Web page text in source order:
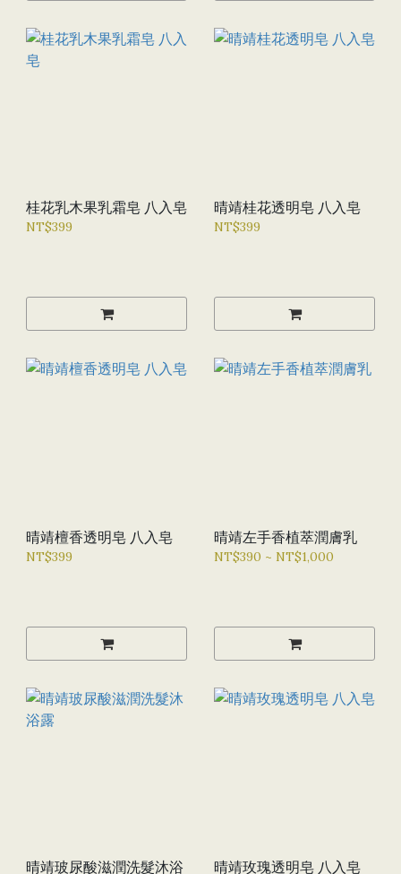
桂花乳木果乳霜皂 八入皂
NT$399
晴靖桂花透明皂 八入皂
NT$399
晴靖檀香透明皂 八入皂
NT$399
晴靖左手香植萃潤膚乳
NT$390 ~ NT$1,000
晴靖玻尿酸滋潤洗髮沐浴
晴靖玫瑰透明皂 八入皂